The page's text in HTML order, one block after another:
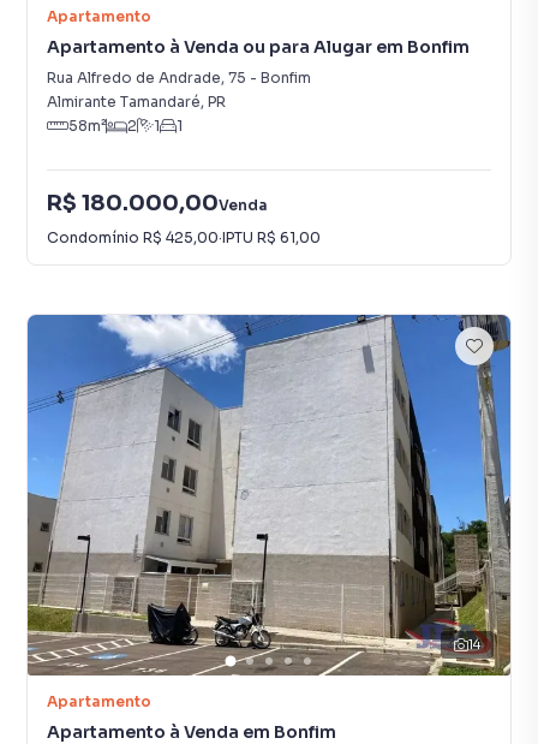
Apartamento
Apartamento à Venda ou para Alugar em Bonfim
Rua Alfredo de Andrade, 75 - Bonfim
Almirante Tamandaré, PR
58m² 2 1 1
R$ 180.000,00Venda
Condomínio R$ 425,00·IPTU R$ 61,00
14
Apartamento
Apartamento à Venda em Bonfim